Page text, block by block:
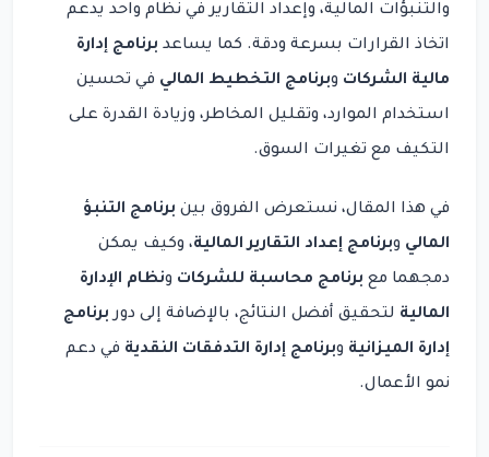
والتنبؤات المالية، وإعداد التقارير في نظام واحد يدعم
اتخاذ القرارات بسرعة ودقة. كما يساعد برنامج إدارة
مالية الشركات وبرنامج التخطيط المالي في تحسين
استخدام الموارد، وتقليل المخاطر، وزيادة القدرة على
التكيف مع تغيرات السوق.
في هذا المقال، نستعرض الفروق بين برنامج التنبؤ
المالي وبرنامج إعداد التقارير المالية، وكيف يمكن
دمجهما مع برنامج محاسبة للشركات ونظام الإدارة
المالية لتحقيق أفضل النتائج، بالإضافة إلى دوربرنامج
إدارة الميزانية وبرنامج إدارة التدفقات النقدية في دعم
نمو الأعمال.